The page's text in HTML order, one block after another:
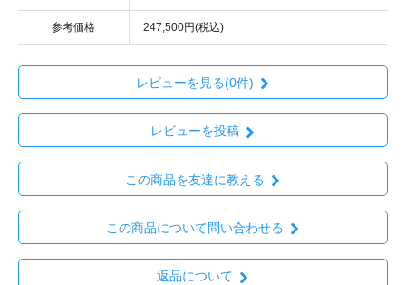
参考価格 247,500円(税込)
レビューを見る(0件)
レビューを投稿
この商品を友達に教える
この商品について問い合わせる
返品について